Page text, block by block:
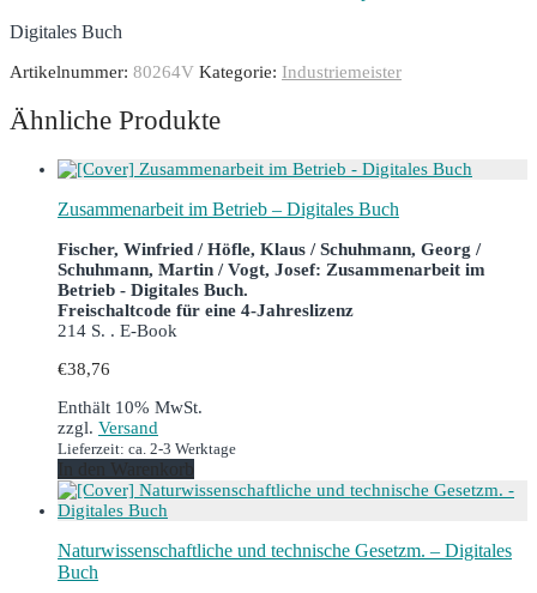
Digitales Buch
Artikelnummer: 80264V Kategorie: Industriemeister
Ähnliche Produkte
Zusammenarbeit im Betrieb – Digitales Buch
Fischer, Winfried / Höfle, Klaus / Schuhmann, Georg /
Schuhmann, Martin / Vogt, Josef: Zusammenarbeit im
Betrieb - Digitales Buch.
Freischaltcode für eine 4-Jahreslizenz
214 S. . E-Book
€38,76
Enthält 10% MwSt.
zzgl. Versand
Lieferzeit: ca. 2-3 Werktage
In den Warenkorb
Naturwissenschaftliche und technische Gesetzm. – Digitales
Buch